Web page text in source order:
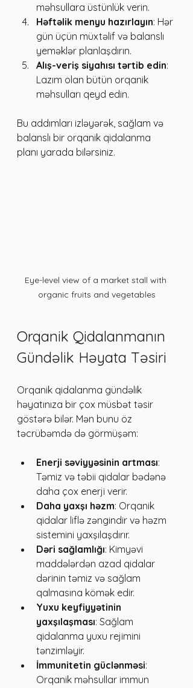
məhsullara üstünlük verin.
Həftəlik menyu hazırlayın: Hər
gün üçün müxtəlif və balanslı
yeməklər planlaşdırın.
Alış-veriş siyahısı tərtib edin:
Lazım olan bütün orqanik
məhsulları qeyd edin.
Bu addımları izləyərək, sağlam və
balanslı bir orqanik qidalanma
planı yarada bilərsiniz.
Eye-level view of a market stall with
organic fruits and vegetables
Orqanik Qidalanmanın
Gündəlik Həyata Təsiri
Orqanik qidalanma gündəlik
həyatınıza bir çox müsbət təsir
göstərə bilər. Mən bunu öz
təcrübəmdə də görmüşəm:
Enerji səviyyəsinin artması:
Təmiz və təbii qidalar bədənə
daha çox enerji verir.
Daha yaxşı həzm: Orqanik
qidalar liflə zəngindir və həzm
sistemini yaxşılaşdırır.
Dəri sağlamlığı: Kimyəvi
maddələrdən azad qidalar
dərinin təmiz və sağlam
qalmasına kömək edir.
Yuxu keyfiyyətinin
yaxşılaşması: Sağlam
qidalanma yuxu rejimini
tənzimləyir.
İmmunitetin güclənməsi:
Orqanik məhsullar immun